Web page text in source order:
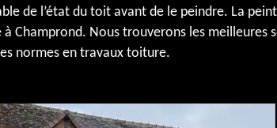
de l’état du toit avant de le peindre. La
Champrond. Nous trouverons les
normes en travaux toiture.